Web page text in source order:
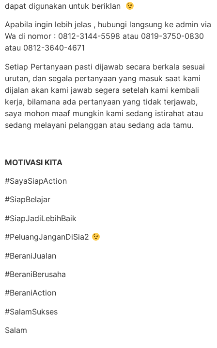
dapat digunakan untuk beriklan
Apabila ingin lebih jelas , hubungi langsung ke admin via
Wa di nomor : 0812-3144-5598 atau 0819-3750-0830
atau 0812-3640-4671
Setiap Pertanyaan pasti dijawab secara berkala sesuai
urutan, dan segala pertanyaan yang masuk saat kami
dijalan akan kami jawab segera setelah kami kembali
kerja, bilamana ada pertanyaan yang tidak terjawab,
saya mohon maaf mungkin kami sedang istirahat atau
sedang melayani pelanggan atau sedang ada tamu.
MOTIVASI KITA
#SayaSiapAction
#SiapBelajar
#SiapJadiLebihBaik
#PeluangJanganDiSia2
#BeraniJualan
#BeraniBerusaha
#BeraniAction
#SalamSukses
Salam